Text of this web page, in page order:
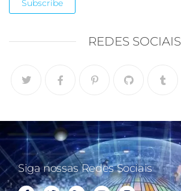
REDES SOCIAIS
Siga nossas Redes Sociais